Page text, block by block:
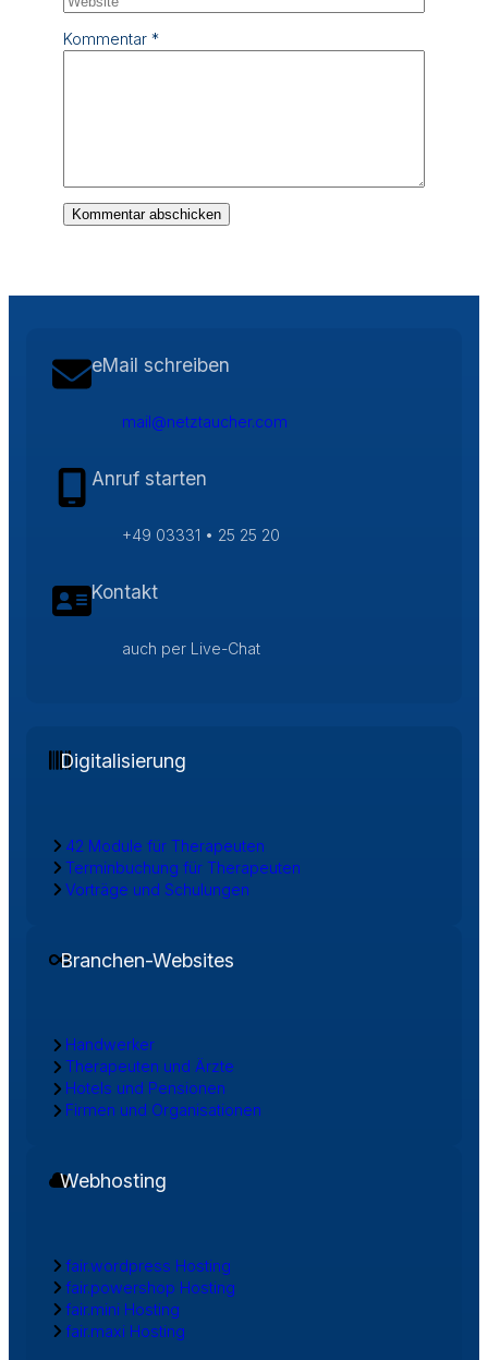
Kommentar *
eMail schreiben
mail@netztaucher.com
Anruf starten
+49 03331 • 25 25 20
Kontakt
auch per Live-Chat
Digitalisierung
42 Module für Therapeuten
Terminbuchung für Therapeuten
Vorträge und Schulungen
Branchen-Websites
Handwerker
Therapeuten und Ärzte
Hotels und Pensionen
Firmen und Organisationen
Webhosting
fair.wordpress Hosting
fair.powershop Hosting
fair.mini Hosting
fair.maxi Hosting